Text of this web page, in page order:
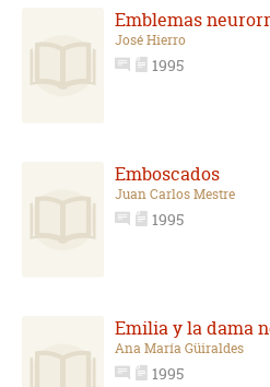
Emblemas
José Hierro
1995
Emboscados
Juan Carlos Mestre
1995
Emilia y la dama
Ana María Güiraldes
1995